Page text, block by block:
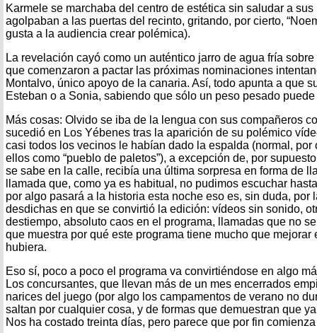
Karmele se marchaba del centro de estética sin saludar a
agolpaban a las puertas del recinto, gritando, por cierto,
gusta a la audiencia crear polémica).
La revelación cayó como un auténtico jarro de agua fría
que comenzaron a pactar las próximas nominaciones
Montalvo, único apoyo de la canaria. Así, todo apunta a que
Esteban o a Sonia, sabiendo que sólo un peso pesado
Más cosas: Olvido se iba de la lengua con sus compañeros
sucedió en Los Yébenes tras la aparición de su polémico
casi todos los vecinos le habían dado la espalda (normal, por
ellos como “pueblo de paletos”), a excepción de, por
se sabe en la calle, recibía una última sorpresa en forma de
llamada que, como ya es habitual, no pudimos escuchar
por algo pasará a la historia esta noche eso es, sin duda, por
desdichas en que se convirtió la edición: vídeos sin sonido,
destiempo, absoluto caos en el programa, llamadas que no
que muestra por qué este programa tiene mucho que mejorar
hubiera.
Eso sí, poco a poco el programa va convirtiéndose en algo
Los concursantes, que llevan más de un mes encerrados
narices del juego (por algo los campamentos de verano no
saltan por cualquier cosa, y de formas que demuestran que
Nos ha costado treinta días, pero parece que por fin